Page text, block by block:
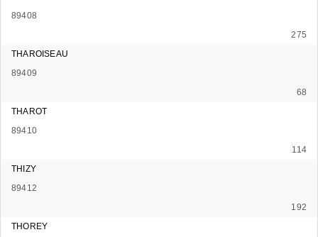
89408
275
THAROISEAU
89409
68
THAROT
89410
114
THIZY
89412
192
THOREY